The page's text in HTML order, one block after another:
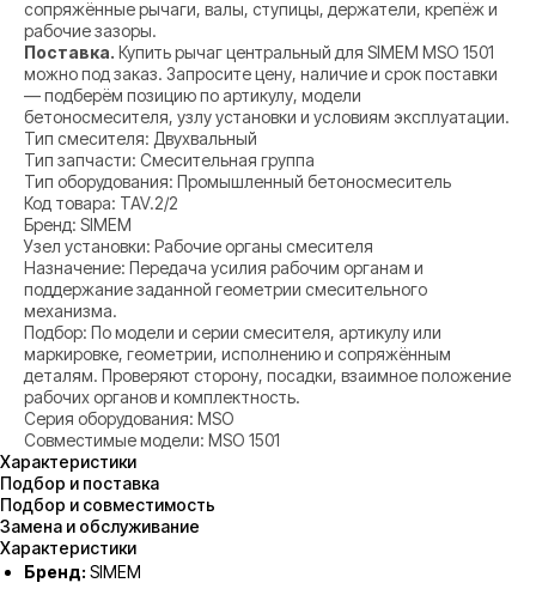
сопряжённые рычаги, валы, ступицы, держатели, крепёж и
рабочие зазоры.
Поставка. Купить рычаг центральный для SIMEM MSO 1501
можно под заказ. Запросите цену, наличие и срок поставки
— подберём позицию по артикулу, модели
бетоносмесителя, узлу установки и условиям эксплуатации.
Тип смесителя: Двухвальный
Тип запчасти: Смесительная группа
Тип оборудования: Промышленный бетоносмеситель
Код товара: TAV.2/2
Бренд: SIMEM
Узел установки: Рабочие органы смесителя
Назначение: Передача усилия рабочим органам и
поддержание заданной геометрии смесительного
механизма.
Подбор: По модели и серии смесителя, артикулу или
маркировке, геометрии, исполнению и сопряжённым
деталям. Проверяют сторону, посадки, взаимное положение
рабочих органов и комплектность.
Серия оборудования: MSO
Совместимые модели: MSO 1501
Характеристики
Подбор и поставка
Подбор и совместимость
Замена и обслуживание
Характеристики
Бренд: SIMEM